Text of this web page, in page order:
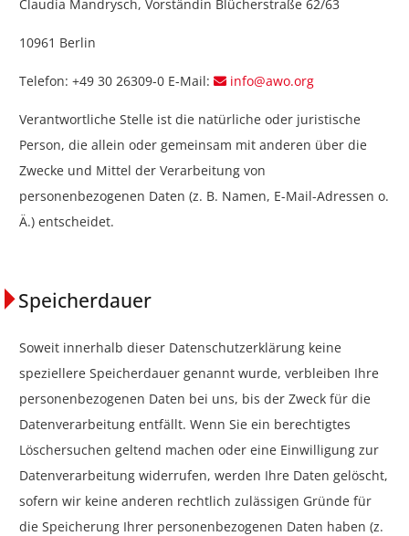
Claudia Mandrysch, Vorständin Blücherstraße 62/63
10961 Berlin
Telefon: +49 30 26309-0 E-Mail: info@awo.org
Verantwortliche Stelle ist die natürliche oder juristische
Person, die allein oder gemeinsam mit anderen über die
Zwecke und Mittel der Verarbeitung von
personenbezogenen Daten (z. B. Namen, E-Mail-Adressen o.
Ä.) entscheidet.
Speicherdauer
Soweit innerhalb dieser Datenschutzerklärung keine
speziellere Speicherdauer genannt wurde, verbleiben Ihre
personenbezogenen Daten bei uns, bis der Zweck für die
Datenverarbeitung entfällt. Wenn Sie ein berechtigtes
Löschersuchen geltend machen oder eine Einwilligung zur
Datenverarbeitung widerrufen, werden Ihre Daten gelöscht,
sofern wir keine anderen rechtlich zulässigen Gründe für
die Speicherung Ihrer personenbezogenen Daten haben (z.